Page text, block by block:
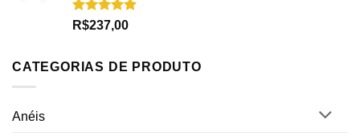
Avaliação
R$237,00
CATEGORIAS DE PRODUTO
Anéis